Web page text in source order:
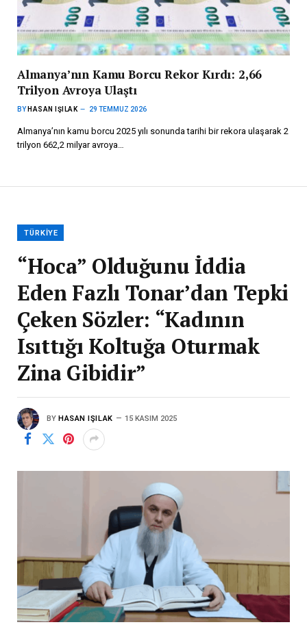
Almanya’nın Kamu Borcu Rekor Kırdı: 2,66
Trilyon Avroya Ulaştı
BY HASAN IŞILAK 29 TEMMUZ 2026
Almanya’nın kamu borcu 2025 yılı sonunda tarihi bir rekora ulaşarak 2
trilyon 662,2 milyar avroya…
TÜRKIYE
“Hoca” Olduğunu İddia
Eden Fazlı Tonar’dan Tepki
Çeken Sözler: “Kadının
Isıttığı Koltuğa Oturmak
Zina Gibidir”
BY HASAN IŞILAK 15 KASIM 2025